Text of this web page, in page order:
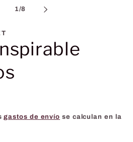
1/de
8
gastos de envío se calculan en la